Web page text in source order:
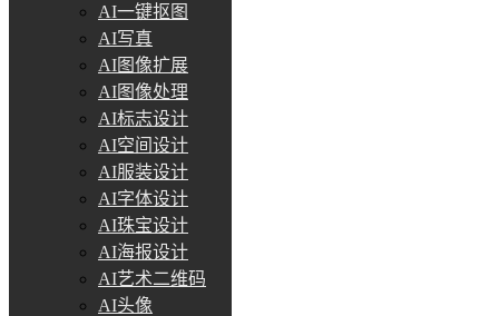
AI一键抠图
AI写真
AI图像扩展
AI图像处理
AI标志设计
AI空间设计
AI服装设计
AI字体设计
AI珠宝设计
AI海报设计
AI艺术二维码
AI头像